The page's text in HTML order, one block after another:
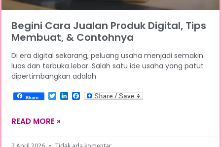
Begini Cara Jualan Produk Digital, Tips
Membuat, & Contohnya
Di era digital sekarang, peluang usaha menjadi semakin
luas dan terbuka lebar. Salah satu ide usaha yang patut
dipertimbangkan adalah
Share TwitterLinkedInFacebook
READ MORE »